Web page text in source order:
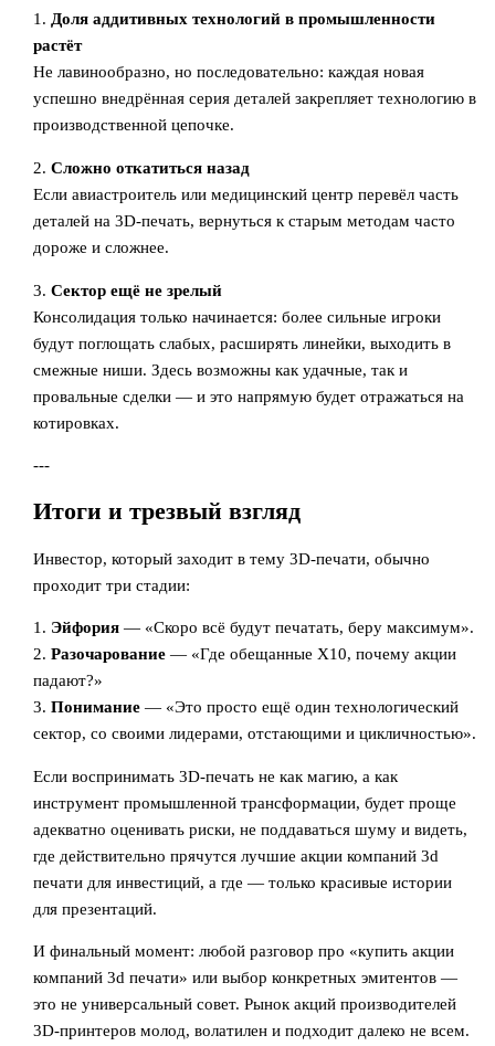
1.Доля аддитивных технологий в промышленности
растёт
Не лавинообразно, но последовательно: каждая новая
успешно внедрённая серия деталей закрепляет технологию в
производственной цепочке.
2.Сложно откатиться назад
Если авиастроитель или медицинский центр перевёл часть
деталей на 3D-печать, вернуться к старым методам часто
дороже и сложнее.
3.Сектор ещё не зрелый
Консолидация только начинается: более сильные игроки
будут поглощать слабых, расширять линейки, выходить в
смежные ниши. Здесь возможны как удачные, так и
провальные сделки — и это напрямую будет отражаться на
котировках.
---
Итоги и трезвый взгляд
Инвестор, который заходит в тему 3D-печати, обычно
проходит три стадии:
1. Эйфория — «Скоро всё будут печатать, беру максимум».
2.Разочарование — «Где обещанные X10, почему акции
падают?»
3.Понимание — «Это просто ещё один технологический
сектор, со своими лидерами, отстающими и цикличностью».
Если воспринимать 3D-печать не как магию, а как
инструмент промышленной трансформации, будет проще
адекватно оценивать риски, не поддаваться шуму и видеть,
где действительно прячутся лучшие акции компаний 3d
печати для инвестиций, а где — только красивые истории
для презентаций.
И финальный момент: любой разговор про «купить акции
компаний 3d печати» или выбор конкретных эмитентов —
это не универсальный совет. Рынок акций производителей
3D-принтеров молод, волатилен и подходит далеко не всем.